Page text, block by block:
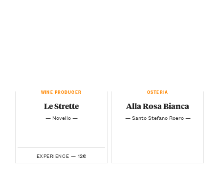
WINE PRODUCER
Le Strette
— Novello —
EXPERIENCE — 12€
OSTERIA
Alla Rosa Bianca
— Santo Stefano Roero —